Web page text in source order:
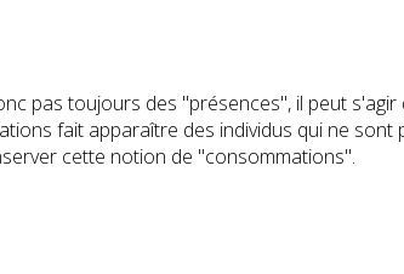
pas toujours des "présences", il peut
fait apparaître des individus qui ne
cette notion de "consommations".